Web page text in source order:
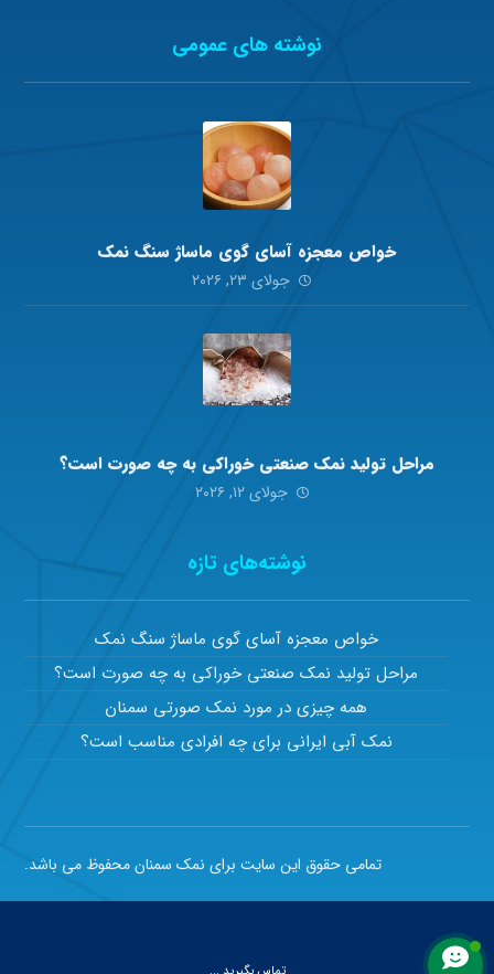
نوشته های عمومی
خواص معجزه آسای گوی ماساژ سنگ نمک
جولای ۲۳, ۲۰۲۶
مراحل تولید نمک صنعتی خوراکی به چه صورت است؟
جولای ۱۲, ۲۰۲۶
نوشته‌های تازه
خواص معجزه آسای گوی ماساژ سنگ نمک
مراحل تولید نمک صنعتی خوراکی به چه صورت است؟
همه چیزی در مورد نمک صورتی سمنان
نمک آبی ایرانی برای چه افرادی مناسب است؟
تمامی حقوق این سایت برای نمک سمنان محفوظ می باشد.